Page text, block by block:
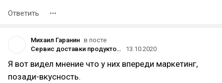
Ответить
Михаил Гаранин в посте
Сервис доставки продуктовых наборов Grow Food перестал работать вне Москвы и Санкт-Петербурга из-за падения продаж
13.10.2020
Я вот видел мнение что у них впереди маркетинг,
позади-вкусность.